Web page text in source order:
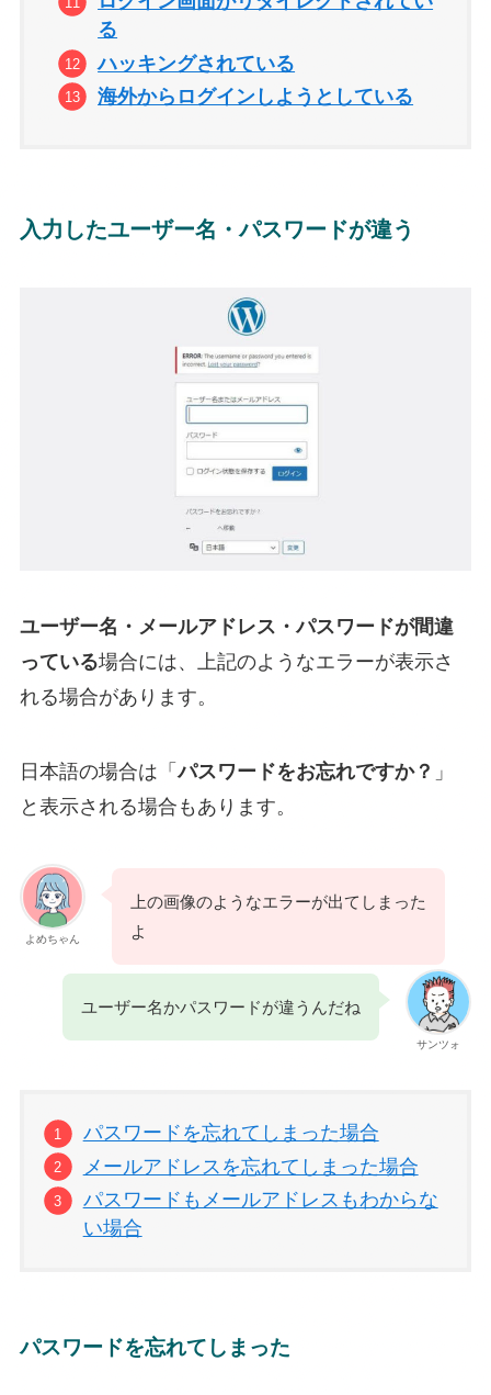
る
ハッキングされている
海外からログインしようとしている
入力したユーザー名・パスワードが違う
ユーザー名・メールアドレス・パスワードが間違
っている場合には、上記のようなエラーが表示さ
れる場合があります。
日本語の場合は「パスワードをお忘れですか？ 」
と表示される場合もあります。
よめちゃん
上の画像のようなエラーが出てしまった
よ
サンツォ
ユーザー名かパスワードが違うんだね
パスワードを忘れてしまった場合
メールアドレスを忘れてしまった場合
パスワードもメールアドレスもわからな
い場合
パスワードを忘れてしまった